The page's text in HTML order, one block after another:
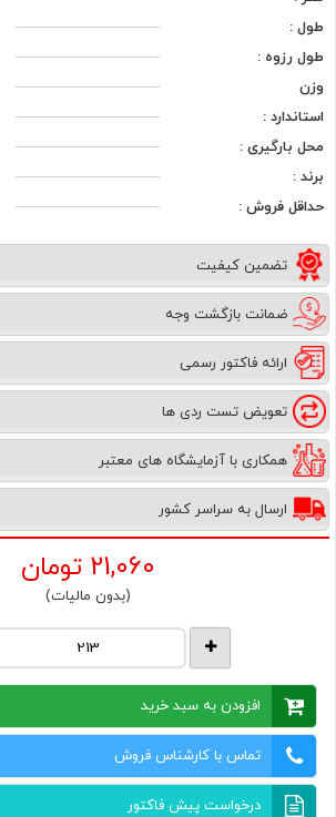
طول :
طول رزوه :
وزن
استاندارد :
محل بارگیری :
برند :
حداقل فروش :
تضمین کیفیت
ضمانت بازگشت وجه
ارائه فاکتور رسمی
تعویض تست ردی ها
همکاری با آزمایشگاه های معتبر
ارسال به سراسر کشور
21,060 تومان
(بدون مالیات)
افزودن به سبد خرید
تماس با کارشناس فروش
درخواست پیش فاکتور